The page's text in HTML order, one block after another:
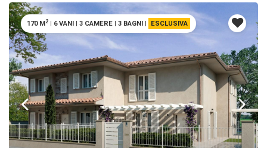
170 M2 | 6 VANI | 3 CAMERE | 3 BAGNI | ESCLUSIVA